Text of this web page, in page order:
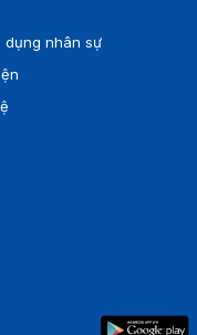
dụng nhân sự